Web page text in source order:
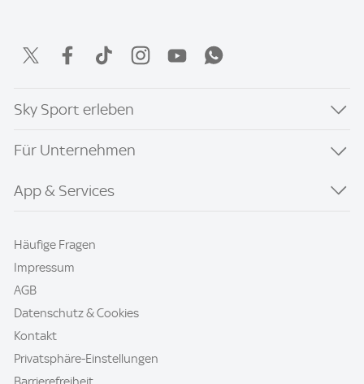
Sky Sport erleben
Für Unternehmen
App & Services
Häufige Fragen
Impressum
AGB
Datenschutz & Cookies
Kontakt
Privatsphäre-Einstellungen